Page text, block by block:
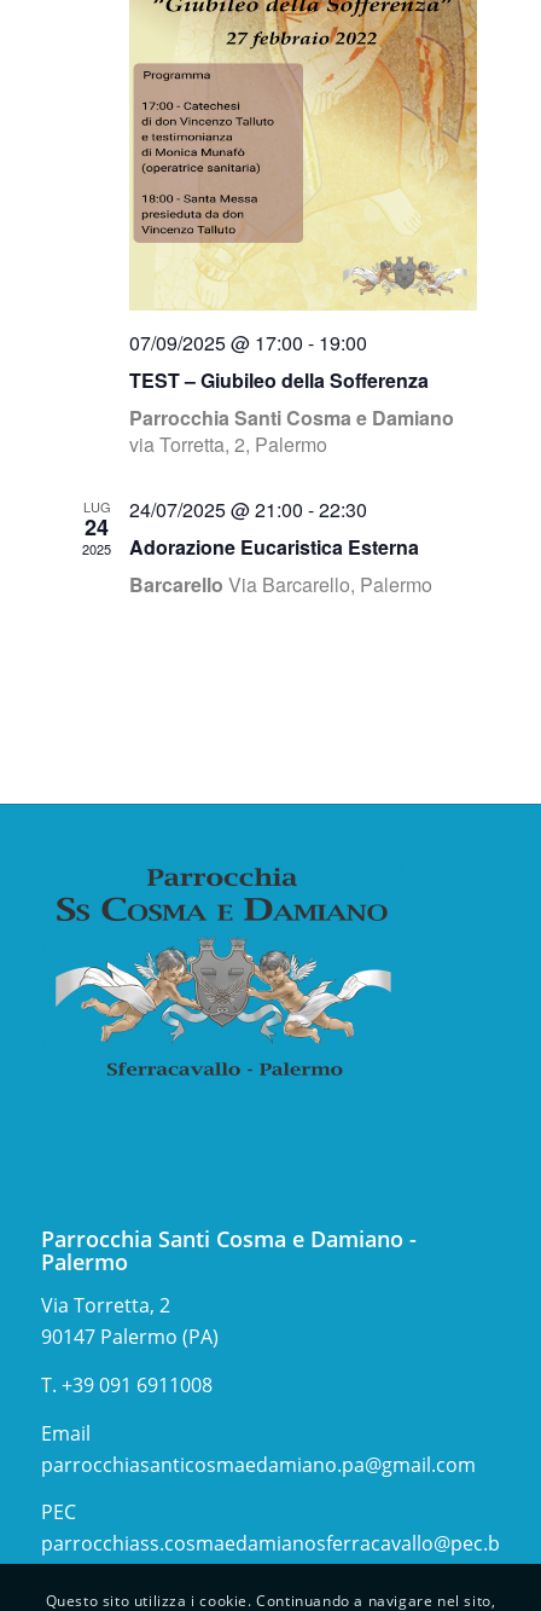
07/09/2025 @ 17:00 - 19:00
TEST – Giubileo della Sofferenza
Parrocchia Santi Cosma e Damiano
via Torretta, 2, Palermo
LUG
24
2025
24/07/2025 @ 21:00 -22:30
Adorazione Eucaristica Esterna
BarcarelloVia Barcarello, Palermo
Parrocchia Santi Cosma e Damiano -
Palermo
Via Torretta, 2
90147 Palermo (PA)
T. +39 091 6911008
Email
parrocchiasanticosmaedamiano.pa@gmail.com
PEC
Questo sito utilizza i cookie. Continuando a navigare nel sito,